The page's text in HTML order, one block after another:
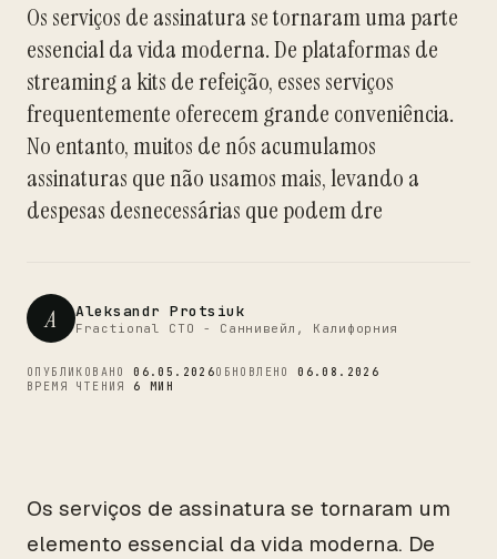
Os serviços de assinatura se tornaram uma parte
essencial da vida moderna. De plataformas de
streaming a kits de refeição, esses serviços
frequentemente oferecem grande conveniência.
No entanto, muitos de nós acumulamos
assinaturas que não usamos mais, levando a
despesas desnecessárias que podem dre
A Aleksandr Protsiuk
Fractional CTO - Саннивейл, Калифорния
ОПУБЛИКОВАНО06.05.2026ОБНОВЛЕНО06.08.2026
ВРЕМЯ ЧТЕНИЯ 6 МИН
Os serviços de assinatura se tornaram um
elemento essencial da vida moderna. De